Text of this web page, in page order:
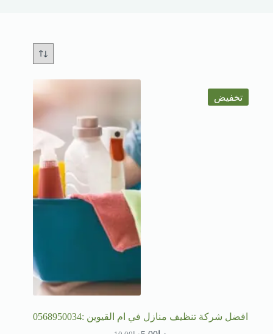
تخفيض
افضل شركة تنظيف منازل في ام القيوين :0568950034